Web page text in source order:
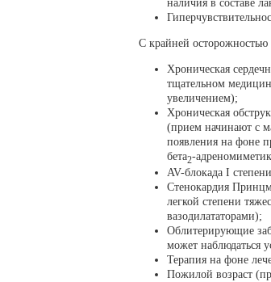
наличия в составе
С крайней
Хроническая
тщательном
увеличением);
Хроническая
(прием начинают с
появления на фоне
бета2-
AV-блокада I
Стенокардия
легкой степени
вазодилататорами);
Облитерирующие
может наблюдаться
Терапия на фоне
Пожилой возраст